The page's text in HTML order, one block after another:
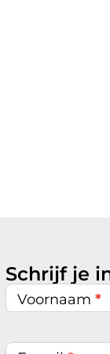
Schrijf je
Nieuwsbrief
inschrijven
Voornaam*